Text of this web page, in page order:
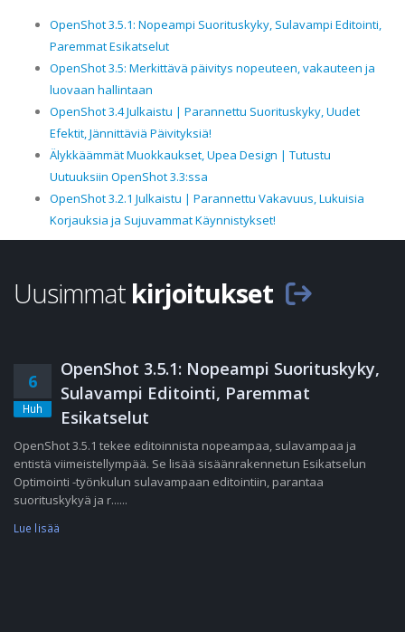
OpenShot 3.5.1: Nopeampi Suorituskyky, Sulavampi Editointi,
Paremmat Esikatselut
OpenShot 3.5: Merkittävä päivitys nopeuteen, vakauteen ja
luovaan hallintaan
OpenShot 3.4 Julkaistu | Parannettu Suorituskyky, Uudet
Efektit, Jännittäviä Päivityksiä!
Älykkäämmät Muokkaukset, Upea Design | Tutustu
Uutuuksiin OpenShot 3.3:ssa
OpenShot 3.2.1 Julkaistu | Parannettu Vakavuus, Lukuisia
Korjauksia ja Sujuvammat Käynnistykset!
Uusimmat kirjoitukset
6
Huh
OpenShot 3.5.1: Nopeampi Suorituskyky,
Sulavampi Editointi, Paremmat
Esikatselut
OpenShot 3.5.1 tekee editoinnista nopeampaa, sulavampaa ja
entistä viimeistellympää. Se lisää sisäänrakennetun Esikatselun
Optimointi -työnkulun sulavampaan editointiin, parantaa
suorituskykyä ja r......
Lue lisää